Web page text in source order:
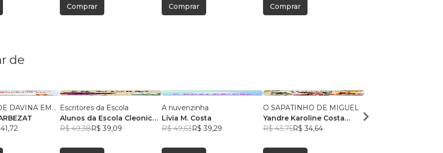
Comprar
Comprar
Comprar
de
DAVINA EM...
BARBEZAT
Escritores da Escola
Alunos da Escola Cleonice
Bezerra, +2
R$ 49,38R$ 39,09
A nuvenzinha
Lívia M. Costa
R$ 49,63R$ 39,29
O SAPATINHO DE MIGUEL
Yandre Karoline Costa
Mourão
R$ 43,75R$ 34,64
Oftalmologista